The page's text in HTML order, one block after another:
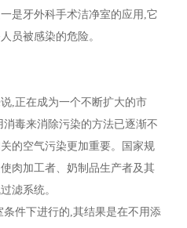
是牙外科手术洁净室的应用,它
员被感染的危险。
,正在成为一个不断扩大的市
毒来消除污染的方法已逐渐不
的空气污染更加重要。国家规
肉加工者、奶制品生产者及其
滤系统。
件下进行的,其结果是在不用添